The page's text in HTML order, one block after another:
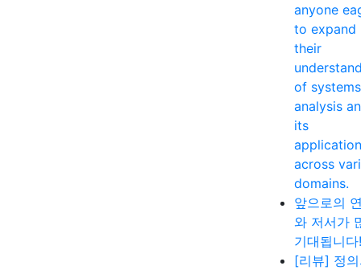
anyone
to expand
their
of systems
analysis
its
across
domains.
앞으로의
와 저서가
기대됩니다!
[리뷰] 정